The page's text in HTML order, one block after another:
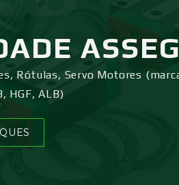
Rótulas, Servo Motores
HGF, ALB)